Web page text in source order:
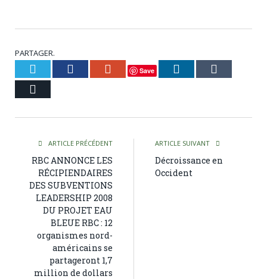
PARTAGER.
Twitter Facebook Google+
Save LinkedIn
ARTICLE PRÉCÉDENT
RBC ANNONCE LES
RÉCIPIENDAIRES
DES SUBVENTIONS
LEADERSHIP 2008
DU PROJET EAU
BLEUE RBC : 12
organismes nord-
américains se
partageront 1,7
million de dollars
ARTICLE SUIVANT
Décroissance en
Occident